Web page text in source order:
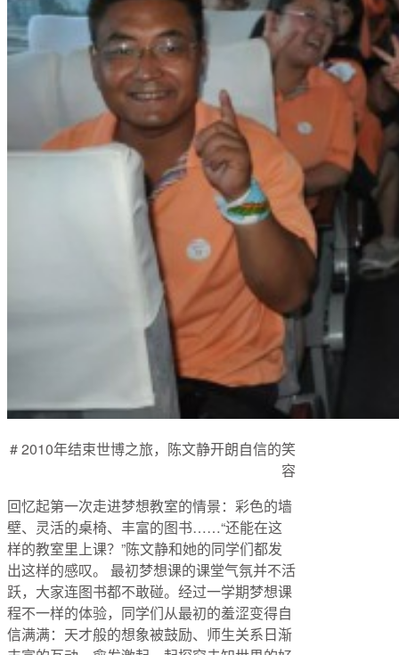
# 2010年结束世博之旅，陈文静开朗自信的笑
容
回忆起第一次走进梦想教室的情景：彩色的墙
壁、灵活的桌椅、丰富的图书……“还能在这
样的教室里上课？”陈文静和她的同学们都发
出这样的感叹。 最初梦想课的课堂气氛并不活
跃，大家连图书都不敢碰。经过一学期梦想课
程不一样的体验，同学们从最初的羞涩变得自
信满满：天才般的想象被鼓励、师生关系日渐